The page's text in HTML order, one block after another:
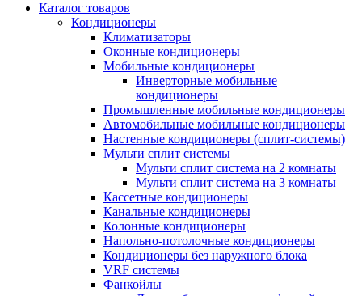
Каталог товаров
Кондиционеры
Климатизаторы
Оконные кондиционеры
Мобильные кондиционеры
Инверторные мобильные
кондиционеры
Промышленные мобильные кондиционеры
Автомобильные мобильные кондиционеры
Настенные кондиционеры (сплит-системы)
Мульти сплит системы
Мульти сплит система на 2 комнаты
Мульти сплит система на 3 комнаты
Кассетные кондиционеры
Канальные кондиционеры
Колонные кондиционеры
Напольно-потолочные кондиционеры
Кондиционеры без наружного блока
VRF системы
Фанкойлы